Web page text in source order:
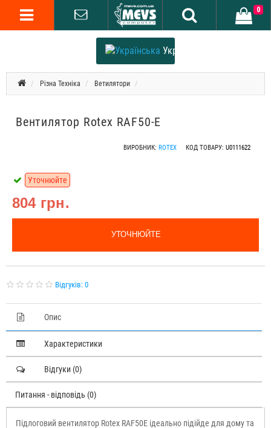
Українська
0
Різна Техніка Ветилятори
Вентилятор Rotex RAF50-E
ВИРОБНИК: ROTEX КОД ТОВАРУ: U0111622
804 грн.
Уточнюйте
УТОЧНЮЙТЕ
Відгуків: 0
Опис
Характеристики
Відгуки (0)
Питання - відповідь (0)
Підлоговий вентилятор Rotex RAF50E ідеально підійде для дому та